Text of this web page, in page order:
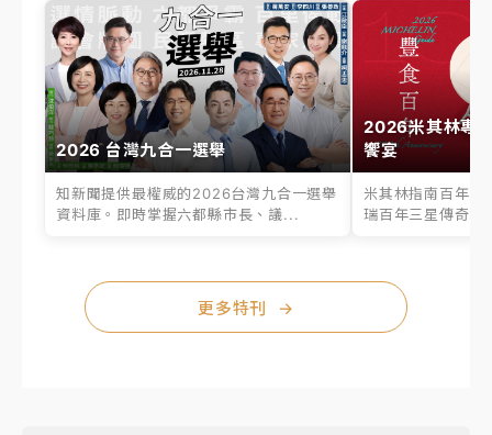
2026 台灣九合一選舉
知新聞提供最權威的2026台灣九合一選舉
資料庫。即時掌握六都縣市長、議...
2026米其林專
饗宴
米其林指南百年之
瑞百年三星傳奇、
更多特刊 →